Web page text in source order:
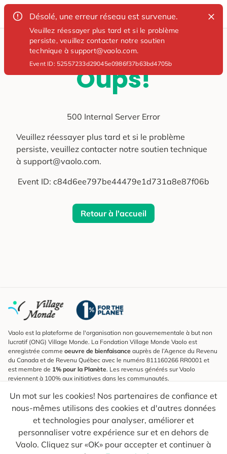
Désolé, une erreur réseau est survenue.
Veuillez réessayer plus tard et si le problème
persiste, veuillez contacter notre soutien
technique à support@vaolo.com.
Event ID: 52557233d29045e0986f37b63bd4705b
Oups!
500 Internal Server Error
Veuillez réessayer plus tard et si le problème
persiste, veuillez contacter notre soutien technique
à support@vaolo.com.
Event ID: c84d6ee797be44479e1d731a8e87f06b
Retour à l'accueil
Un mot sur les cookies! Nos partenaires de confiance et
nous-mêmes utilisons des cookies et d'autres données
et technologies pour analyser, améliorer et
personnaliser votre expérience sur et en dehors de
Vaolo. Cliquez sur «OK» pour accepter et continuer à
Vaolo est la plateforme de l'organisation non gouvernementale à but non
lucratif (ONG) Village Monde. La Fondation Village Monde Vaolo est
enregistrée comme oeuvre de bienfaisance auprès de l’Agence du Revenu
du Canada et de Revenu Québec avec le numéro 811160266 RR0001 et
est membre de 1% pour la Planète. Les revenus générés sur Vaolo
reviennent à 100% aux initiatives dans les communautés.
S'inscrire à l'infolettre
Pour connaître les nouveautés, suivre nos explorateurs et recevoir des
astuces pour des voyages plus conscients.
Ton courriel Envoyer